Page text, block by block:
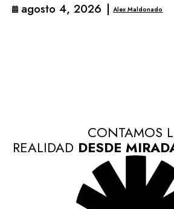
agosto 4, 2026 | Alex Maldonado
CONTAMOS
REALIDAD DESDE